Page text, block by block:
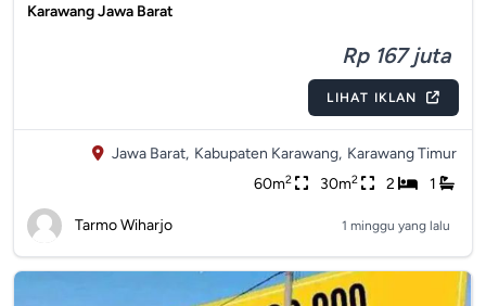
Karawang Jawa Barat
Rp 167 juta
LIHAT IKLAN
Jawa Barat, Kabupaten Karawang, Karawang Timur
60m2 30m2 2 1
Tarmo Wiharjo 1 minggu yang lalu